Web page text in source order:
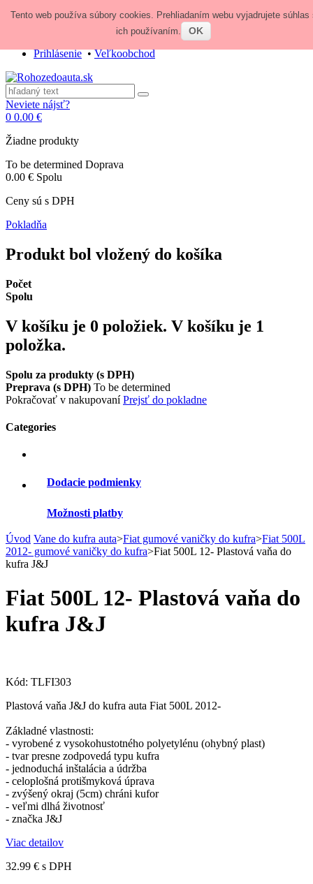
Zavolajte nám:+421 948 84 64 64
obchod@rohozedoauta.sk
Prihlásenie•Veľkoobchod
Neviete nájsť?
0 0.00 €
Žiadne produkty
To be determined Doprava
0.00 € Spolu
Ceny sú s DPH
Pokladňa
Produkt bol vložený do košíka
Počet
Spolu
V košíku je 0 položiek. V košíku je 1
položka.
Spolu za produkty (s DPH)
Preprava (s DPH) To be determined
Pokračovať v nakupovaníPrejsť do pokladne
Categories
Dodacie podmienky
Možnosti platby
Úvod Vane do kufra auta>Fiat gumové vaničky do kufra>Fiat 500L
2012- gumové vaničky do kufra>Fiat 500L 12- Plastová vaňa do
kufra J&J
Fiat 500L 12- Plastová vaňa do
kufra J&J
Kód: TLFI303
Plastová vaňa J&J do kufra auta Fiat 500L 2012-
Základné vlastnosti:
- vyrobené z vysokohustotného polyetylénu (ohybný plast)
- tvar presne zodpovedá typu kufra
- jednoduchá inštalácia a údržba
- celoplošná protišmyková úprava
- zvýšený okraj (5cm) chráni kufor
- veľmi dlhá životnosť
- značka J&J
Viac detailov
32.99 € s DPH
Tento web používa súbory cookies. Prehliadaním webu vyjadrujete súhlas
ich používaním.
OK